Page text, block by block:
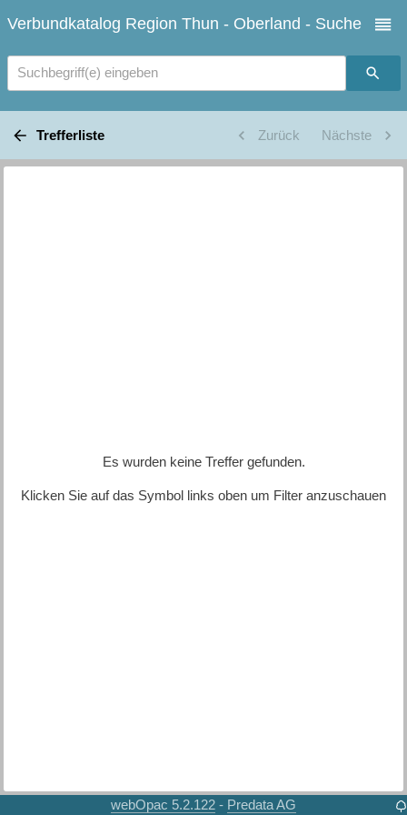
Verbundkatalog Region Thun - Oberland - Suche
Suchbegriff(e) eingeben
Trefferliste Zurück Nächste
Es wurden keine Treffer gefunden.
Klicken Sie auf das Symbol links oben um Filter anzuschauen
webOpac 5.2.122 - Predata AG